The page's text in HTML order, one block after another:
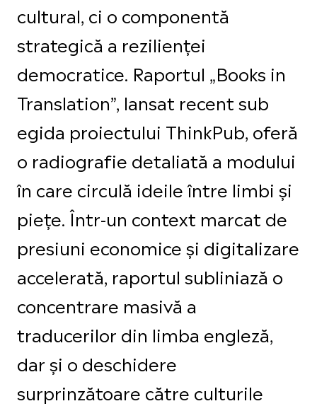
cultural, ci o componentă
strategică a rezilienței
democratice. Raportul „Books in
Translation”, lansat recent sub
egida proiectului ThinkPub, oferă
o radiografie detaliată a modului
în care circulă ideile între limbi și
piețe. Într-un context marcat de
presiuni economice și digitalizare
accelerată, raportul subliniază o
concentrare masivă a
traducerilor din limba engleză,
dar și o deschidere
surprinzătoare către culturile